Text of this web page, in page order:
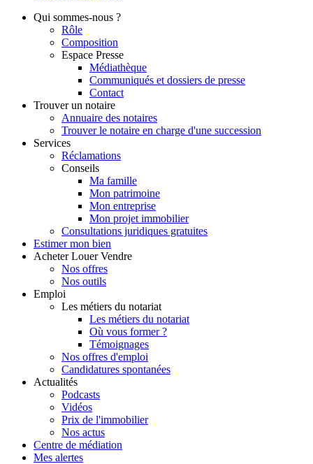
Qui sommes-nous ?
Rôle
Composition
Espace Presse
Médiathèque
Communiqués et dossiers de presse
Contact
Trouver un notaire
Annuaire des notaires
Trouver le notaire en charge d'une succession
Services
Réclamations
Conseils
Ma famille
Mon patrimoine
Mon entreprise
Mon projet immobilier
Consultations juridiques gratuites
Estimer mon bien
Acheter Louer Vendre
Nos offres
Nos outils
Emploi
Les métiers du notariat
Les métiers du notariat
Où vous former ?
Témoignages
Nos offres d'emploi
Candidatures spontanées
Actualités
Podcasts
Vidéos
Prix de l'immobilier
Nos actus
Centre de médiation
Mes alertes